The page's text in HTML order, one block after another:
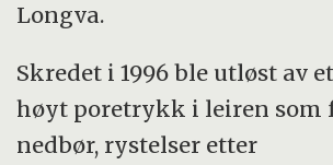
Longva.
Skredet i 1996 ble utløst av
høyt poretrykk i leiren som
nedbør, rystelser etter